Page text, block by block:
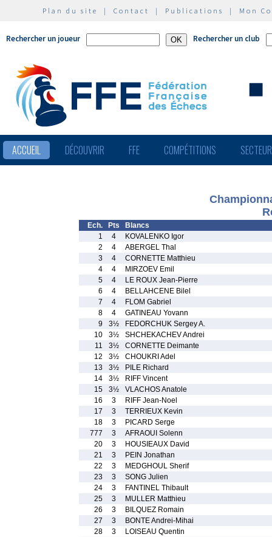
Plan du site | Contact | Publications | Mon
Rechercher un joueur Rechercher un club
ACCUEIL DÉCOUVRIR FFE COMPÉTITIONS
Ech. Pts
Blancs
1
4
KOVALENKO Igor
2
4
ABERGEL Thal
3
4
CORNETTE Matthieu
4
4
MIRZOEV Emil
5
4
LE ROUX Jean-Pierre
6
4
BELLAHCENE Bilel
7
4
FLOM Gabriel
8
4
GATINEAU Yovann
9
3½
FEDORCHUK Sergey A.
10
3½
SHCHEKACHEV Andrei
11
3½
CORNETTE Deimante
12
3½
CHOUKRI Adel
13
3½
PILE Richard
14
3½
RIFF Vincent
15
3½
VLACHOS Anatole
16
3
RIFF Jean-Noel
17
3
TERRIEUX Kevin
18
3
PICARD Serge
777
3
AFRAOUI Solenn
20
3
HOUSIEAUX David
21
3
PEIN Jonathan
22
3
MEDGHOUL Sherif
23
3
SONG Julien
24
3
FANTINEL Thibault
25
3
MULLER Matthieu
26
3
BILQUEZ Romain
27
3
BONTE Andrei-Mihai
28
3
LOISEAU Quentin